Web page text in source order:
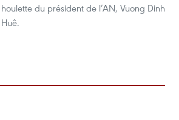
houlette du président de l’AN, Vuong Dinh
Huê.